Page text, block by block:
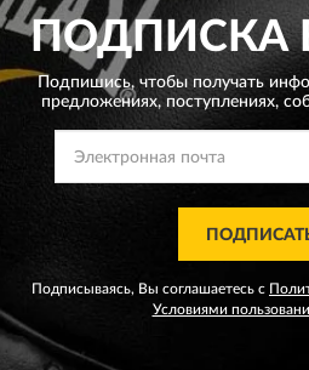
ПОДПИСКА
Подпишись, чтобы получать
предложениях, поступлениях,
Подписываясь, Вы соглашаетесь с
Условиями